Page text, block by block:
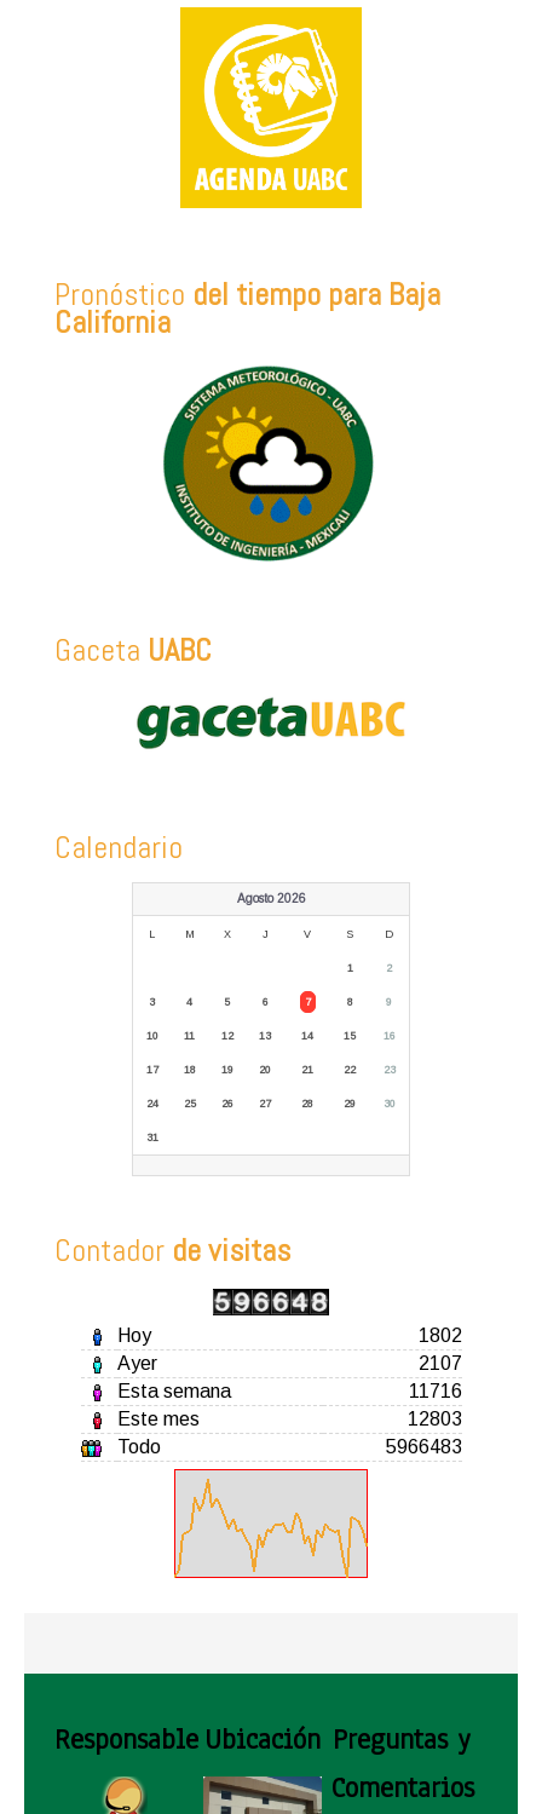
Pronóstico del tiempo para Baja
California
Gaceta UABC
Calendario
Agosto 2026
L M X J V S D
1 2
3 4 5 6 7 8 9
10 11 12 13 14 15 16
17 18 19 20 21 22 23
24 25 26 27 28 29 30
31
Contador de visitas
Hoy
1802
Ayer
2107
Esta semana
11716
Este mes
12803
Todo
5966483
Responsable Ubicación Preguntas y
Comentarios